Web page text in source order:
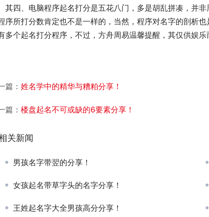
四、电脑程序起名打分是五花八门，多是胡乱拼凑，并非
序所打分数肯定也不是一样的，当然，程序对名字的剖析
多个起名打分程序，不过，方舟周易温馨提醒，其仅供娱乐
篇： 姓名学中的精华与糟粕分享！
篇： 楼盘起名不可或缺的6要素分享！
关新闻
男孩名字带翌的分享！
女孩起名带草字头的名字分享！
王姓起名字大全男孩高分分享！